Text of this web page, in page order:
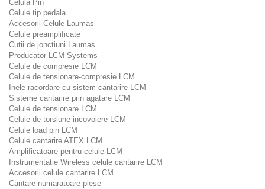
Celula Pin
Celule tip pedala
Accesorii Celule Laumas
Celule preamplificate
Cutii de jonctiuni Laumas
Producator LCM Systems
Celule de compresie LCM
Celule de tensionare-compresie LCM
Inele racordare cu sistem cantarire LCM
Sisteme cantarire prin agatare LCM
Celule de tensionare LCM
Celule de torsiune incovoiere LCM
Celule load pin LCM
Celule cantarire ATEX LCM
Amplificatoare pentru celule LCM
Instrumentatie Wireless celule cantarire LCM
Accesorii celule cantarire LCM
Cantare numaratoare piese